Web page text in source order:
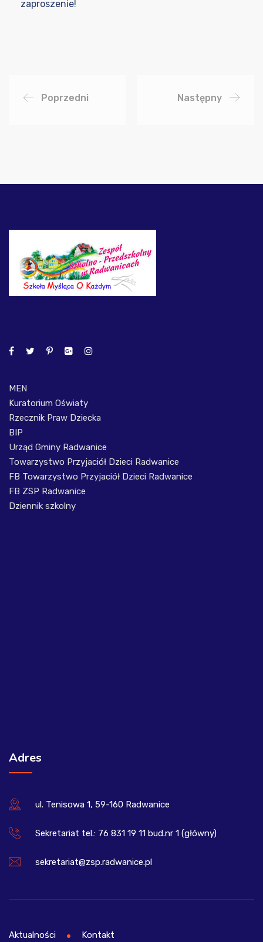
zaproszenie!
Poprzedni Następny
MEN
Kuratorium Oświaty
Rzecznik Praw Dziecka
BIP
Urząd Gminy Radwanice
Towarzystwo Przyjaciół Dzieci Radwanice
FB Towarzystwo Przyjaciół Dzieci Radwanice
FB ZSP Radwanice
Dziennik szkolny
Adres
ul. Tenisowa 1, 59-160 Radwanice
Sekretariat tel.: 76 831 19 11 bud.nr 1 (główny)
sekretariat@zsp.radwanice.pl
Aktualności Kontakt